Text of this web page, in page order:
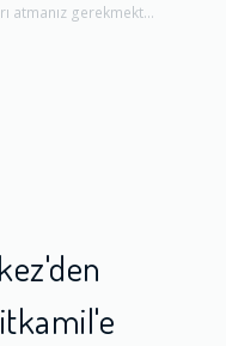
atmanız gerekmekt...